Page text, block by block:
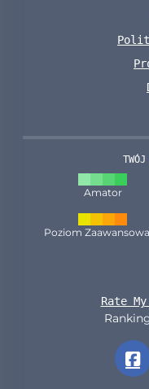
Amator
Poziom
Rate